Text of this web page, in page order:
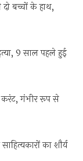
बच्चों के हाथ,
9 साल पहले हुई
गंभीर रूप से
का शौर्य